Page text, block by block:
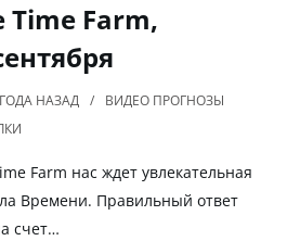
Time Farm,
НАЗАД
ВИДЕО ПРОГНОЗЫ
Farm нас ждет увлекательная
Времени. Правильный ответ
счет…